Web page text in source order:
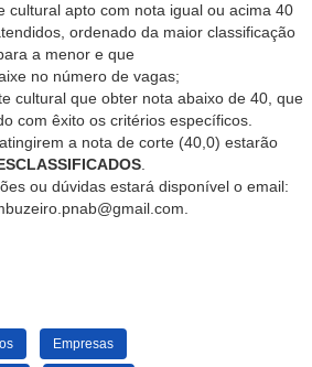
cultural apto com nota igual ou acima 40
ordenado da maior classificação
a menor e que
no número de vagas;
cultural que obter nota abaixo de 40, que
com êxito os critérios específicos.
a nota de corte (40,0) estarão
ou dúvidas estará disponível o email:
Empresas